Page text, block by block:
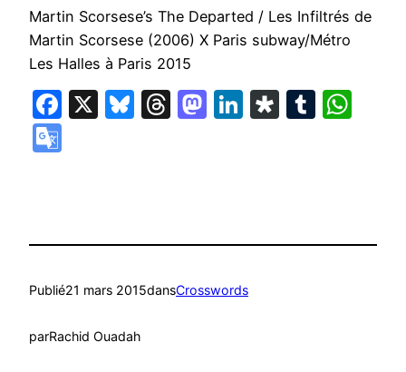
Martin Scorsese’s The Departed / Les Infiltrés de
Martin Scorsese (2006) X Paris subway/Métro
Les Halles à Paris 2015
Facebook
X Bluesky
Threads
Mastodon
LinkedIn
Diaspora
Publié21 mars 2015dansCrosswords
parRachid Ouadah